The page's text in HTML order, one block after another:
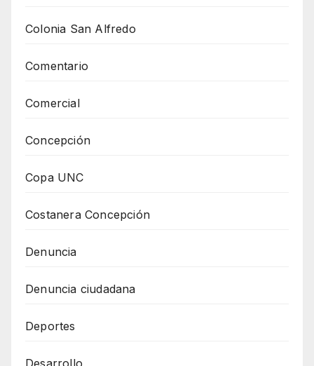
Colonia San Alfredo
Comentario
Comercial
Concepción
Copa UNC
Costanera Concepción
Denuncia
Denuncia ciudadana
Deportes